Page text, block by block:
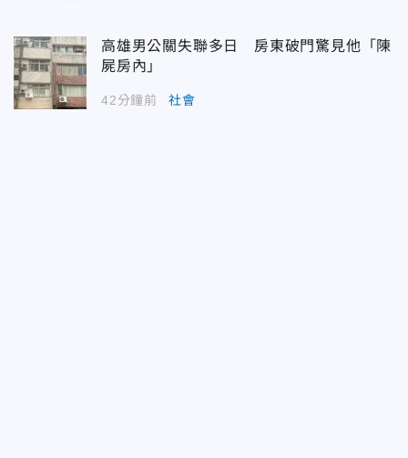
高雄男公關失聯多日 房東破門驚見他「陳
屍房內」
42分鐘前 社會